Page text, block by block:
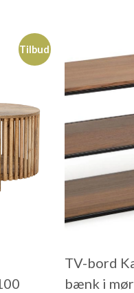
Tilbud
TV-bord
bænk i